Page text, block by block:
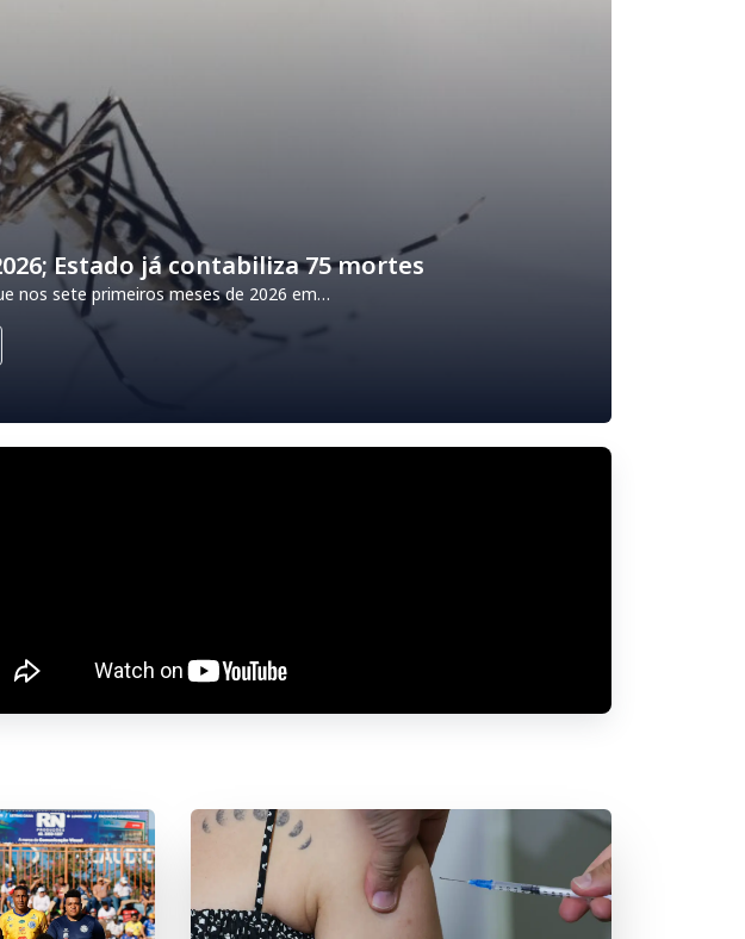
Estado já contabiliza 75 mortes
nos sete primeiros meses de 2026 em…